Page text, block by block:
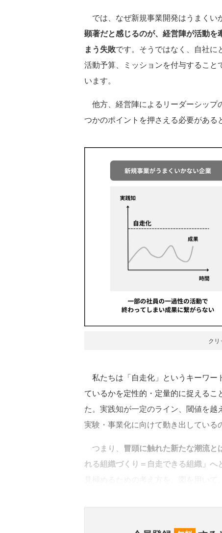
では、なぜ新規事業開発はうまくい
顕著だと感じるのが、経営陣が活動
まう失敗です。そうではなく、自社
活動予算、ミッションを付与するこ
います。
他方、経営陣によるリーダーシップ
つかのポイントを押さえる必要がある
クリ
私たちは「自走化」というキーワー
ているかを定性的・定量的に捉える
た。実践知が一定のライン、閾値を
実験・事業化に向けて動き出している
つまり、 冒頭に触れた新たな潮流と
れる組織づくり＝自走できる組織」へ